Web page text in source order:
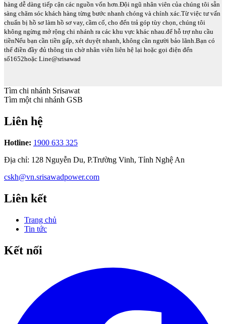
hàng dễ dàng tiếp cận các nguồn vốn hơn.Đội ngũ nhân viên của chúng tôi sẵn
sàng chăm sóc khách hàng từng bước nhanh chóng và chính xác.Từ việc tư vấn
chuẩn bị hồ sơ làm hồ sơ vay, cầm cố, cho đến trả góp tùy chọn, chúng tôi
không ngừng mở rộng chi nhánh ra các khu vực khác nhau.để hỗ trợ nhu cầu
tiềnNếu bạn cần tiền gấp, xét duyệt nhanh, không cần người bảo lãnh.Bạn có
thể điền đầy đủ thông tin chờ nhân viên liên hệ lại hoặc gọi điện đến
số1652hoặc Line@srisawad
Tìm chi nhánh Srisawat
Tìm một chi nhánh GSB
Liên hệ
Hotline: 1900 633 325
Địa chỉ: 128 Nguyễn Du, P.Trường Vinh, Tỉnh Nghệ An
cskh@vn.srisawadpower.com
Liên kết
Trang chủ
Tin tức
Kết nối